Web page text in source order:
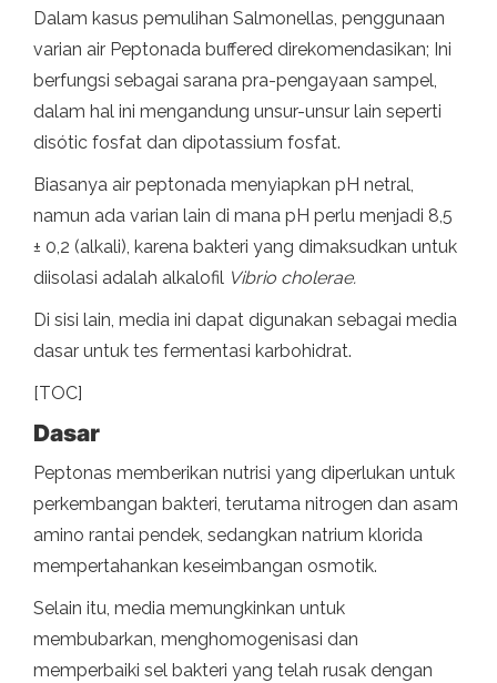
Dalam kasus pemulihan Salmonellas, penggunaan
varian air Peptonada buffered direkomendasikan; Ini
berfungsi sebagai sarana pra-pengayaan sampel,
dalam hal ini mengandung unsur-unsur lain seperti
disótic fosfat dan dipotassium fosfat.
Biasanya air peptonada menyiapkan pH netral,
namun ada varian lain di mana pH perlu menjadi 8,5
± 0,2 (alkali), karena bakteri yang dimaksudkan untuk
diisolasi adalah alkalofil Vibrio cholerae.
Di sisi lain, media ini dapat digunakan sebagai media
dasar untuk tes fermentasi karbohidrat.
[TOC]
Dasar
Peptonas memberikan nutrisi yang diperlukan untuk
perkembangan bakteri, terutama nitrogen dan asam
amino rantai pendek, sedangkan natrium klorida
mempertahankan keseimbangan osmotik.
Selain itu, media memungkinkan untuk
membubarkan, menghomogenisasi dan
memperbaiki sel bakteri yang telah rusak dengan